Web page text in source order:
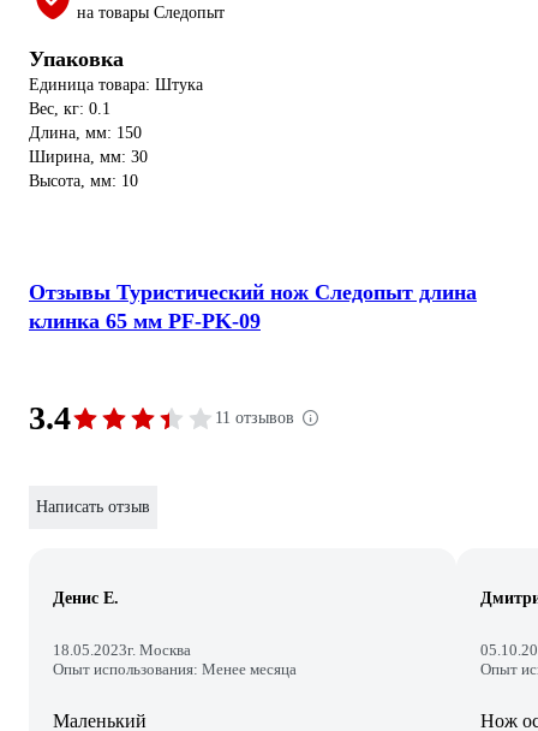
на товары Следопыт
Упаковка
Единица товара: Штука
Вес, кг: 0.1
Длина, мм: 150
Ширина, мм: 30
Высота, мм: 10
Отзывы Туристический нож Следопыт длина
клинка 65 мм PF-PK-09
3.4 11 отзывов
Написать отзыв
Денис Е.
18.05.2023г. Москва
Опыт использования: Менее месяца
Маленький
Опыт
Нож